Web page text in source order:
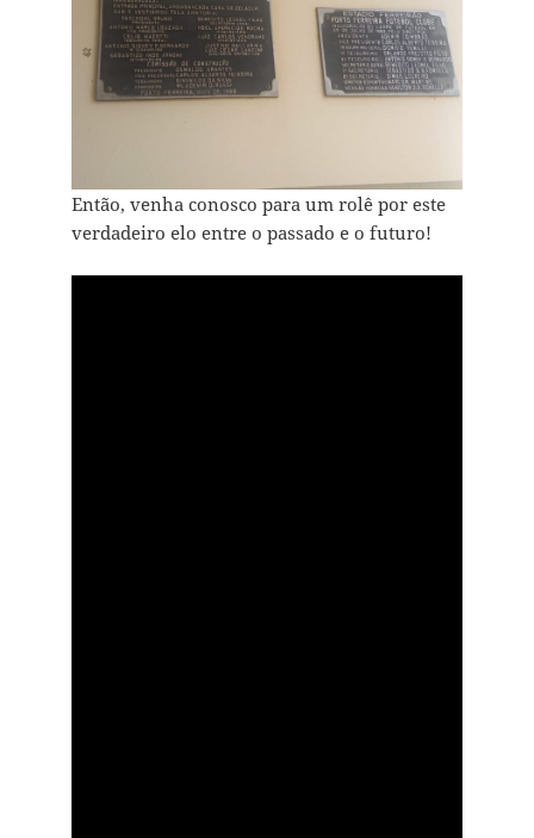
Então, venha conosco para um rolê por este
verdadeiro elo entre o passado e o futuro!